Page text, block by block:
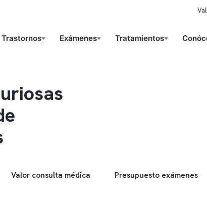
Trastornos Exámenes Tratamientos
Valor consulta médica Presupuesto exámenes